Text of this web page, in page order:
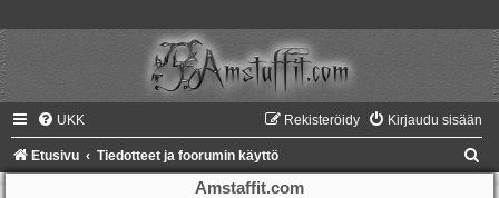
UKK Kirjaudu sisään
Rekisteröidy
Etusivu Tiedotteet ja foorumin käyttö
Amstaffit.com